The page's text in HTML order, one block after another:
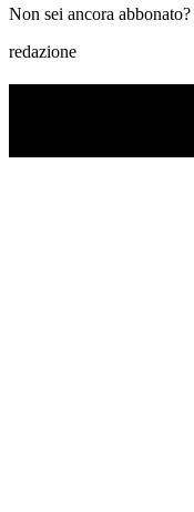
Non sei ancora abbonato?
redazione